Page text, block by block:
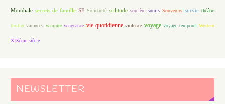
Mondiale secrets de famille SF Solidarité solitude sorcière souris Souvenirs survie théâtre
thriller vacances vampire vengeance vie quotidienne violence voyage voyage temporel Western
XIXème siècle
NEWSLETTER